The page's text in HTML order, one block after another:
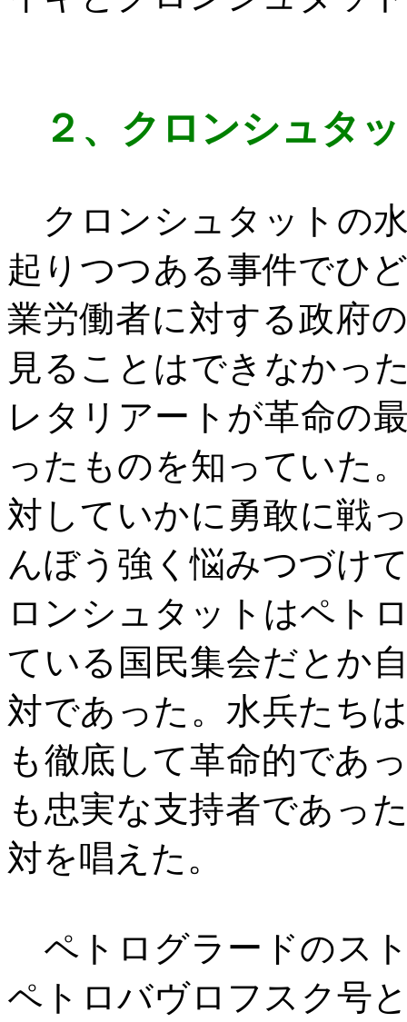
２、 クロンシュタ
クロンシュタットの
起りつつある事件でひ
業労働者に対する政府
見ることはできなかっ
レタリアートが革命の
ったものを知っていた
対していかに勇敢に戦
んぼう強く悩みつづけ
ロンシュタットはペト
ている国民集会だとか
対であった。水兵たち
も徹底して革命的であ
も忠実な支持者であっ
対を唱えた。
ペトログラードのス
ペトロバヴロフスク号